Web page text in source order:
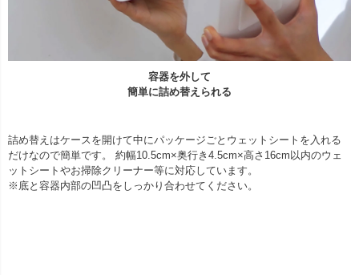
容器を外して
簡単に詰め替えられる
詰め替えはケースを開けて中にパッケージごとウェットシートを入れる
だけなので簡単です。 約幅10.5cm×奥行き4.5cm×高さ16cm以内のウェ
ットシートやお掃除クリーナー等に対応しています。
※底と容器内部の凹凸をしっかり合わせてください。